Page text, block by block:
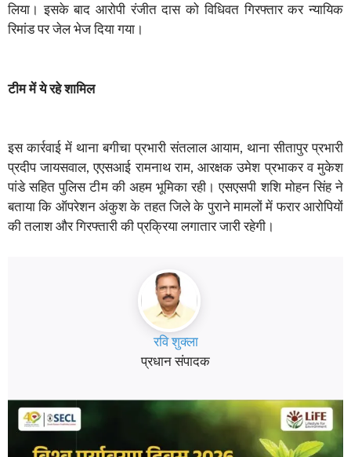
लिया। इसके बाद आरोपी रंजीत दास को विधिवत गिरफ्तार कर न्यायिक
रिमांड पर जेल भेज दिया गया।
टीम में ये रहे शामिल
इस कार्रवाई में थाना बगीचा प्रभारी संतलाल आयाम, थाना सीतापुर प्रभारी
प्रदीप जायसवाल, एएसआई रामनाथ राम, आरक्षक उमेश प्रभाकर व मुकेश
पांडे सहित पुलिस टीम की अहम भूमिका रही। एसएसपी शशि मोहन सिंह ने
बताया कि ऑपरेशन अंकुश के तहत जिले के पुराने मामलों में फरार आरोपियों
की तलाश और गिरफ्तारी की प्रक्रिया लगातार जारी रहेगी।
रवि शुक्ला
प्रधान संपादक